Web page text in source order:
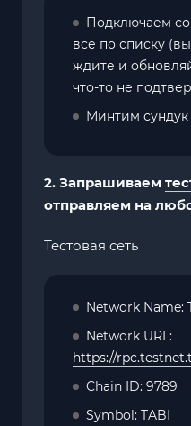
Подключаем
все по списку
ждите и
что-то не
Минтим сундук
2. Запрашиваем
отправляем на
Тестовая сеть
Network Name:
Network URL:
https://
Chain ID: 9789
Symbol: TABI